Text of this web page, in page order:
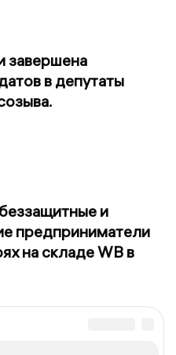
завершена
в депутаты
и
предприниматели
на складе WB в